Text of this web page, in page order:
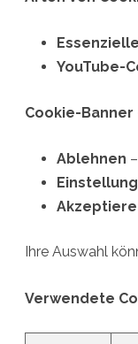
YouTube-
Cookie-Banner
Ablehnen
Ihre Auswahl
Verwendete